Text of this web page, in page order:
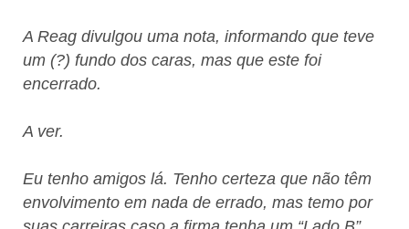
A Reag divulgou uma nota, informando que teve
um (?) fundo dos caras, mas que este foi
encerrado.
A ver.
Eu tenho amigos lá. Tenho certeza que não têm
envolvimento em nada de errado, mas temo por